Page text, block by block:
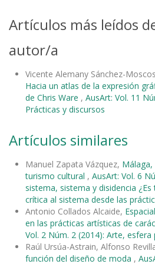
Artículos más leídos
autor/a
Vicente Alemany Sánchez-
Hacia un atlas de la expresión
de Chris Ware , AusArt: Vol. 11
Prácticas y discursos
Artículos similares
Manuel Zapata Vázquez, Málaga,
turismo cultural , AusArt: Vol. 6
sistema, sistema y disidencia
crítica al sistema desde las
Antonio Collados Alcaide,
en las prácticas artísticas de
Vol. 2 Núm. 2 (2014): Arte, esfera
Raúl Ursúa-Astrain, Alfonso
función del diseño de moda ,